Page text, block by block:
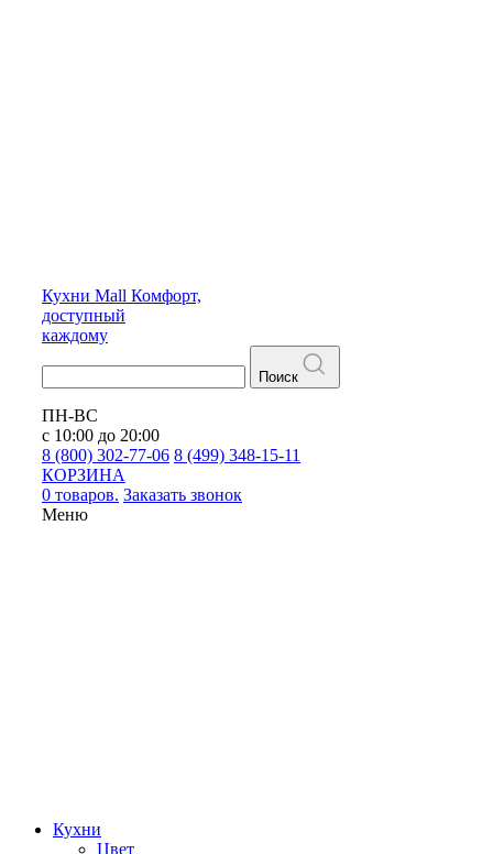
Кухни Mall Комфорт,
доступный
каждому
Поиск
ПН-ВС
с 10:00 до 20:00
8 (800) 302-77-06 8 (499) 348-15-11
КОРЗИНА
0 товаров. Заказать звонок
Меню
Кухни
Цвет